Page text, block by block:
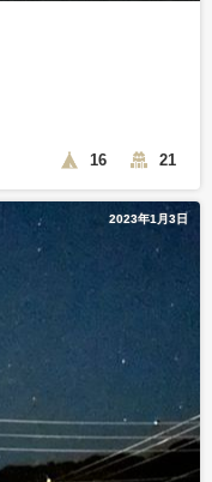
16 21
2023年1月3日